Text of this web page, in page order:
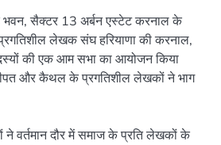
भवन, सैक्टर 13 अर्बन एस्टेट करनाल के
लेखक संघ हरियाणा की करनाल,
की एक आम सभा का आयोजन किया
और कैथल के प्रगतिशील लेखकों ने भाग
वर्तमान दौर में समाज के प्रति लेखकों के